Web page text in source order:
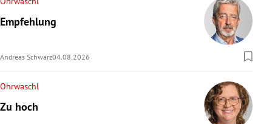
Untermenü
Empfehlung
Andreas Schwarz04.08.2026
Ohrwaschl
Zu hoch